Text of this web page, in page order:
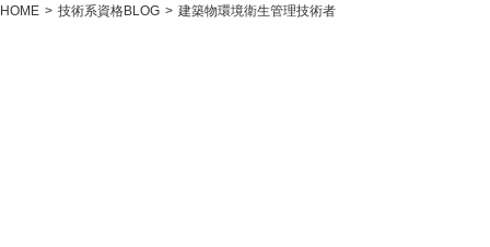
HOME 技術系資格BLOG 建築物環境衛生管理技術者